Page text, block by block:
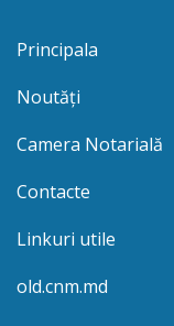
Principala
Noutăți
Camera Notarială
Contacte
Linkuri utile
old.cnm.md